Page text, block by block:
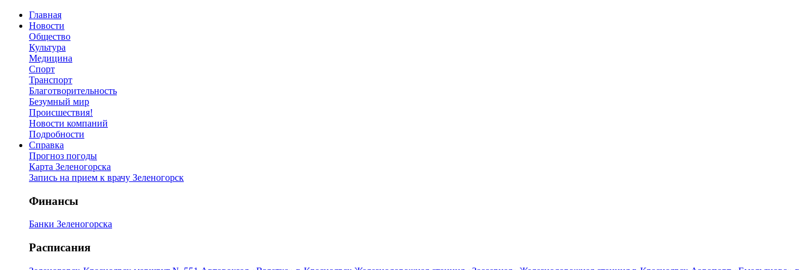
Главная
Новости
Общество
Культура
Медицина
Спорт
Транспорт
Благотворительность
Безумный мир
Происшествия!
Новости компаний
Подробности
Справка
Прогноз погоды
Карта Зеленогорска
Запись на прием к врачу Зеленогорск
Финансы
Банки Зеленогорска
Расписания